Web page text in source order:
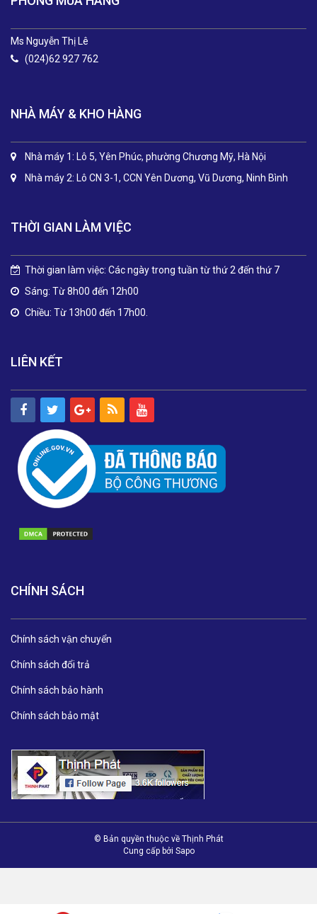
Ms Nguyễn Thị Lê
(024)62 927 762
NHÀ MÁY & KHO HÀNG
Nhà máy 1: Lô 5, Yên Phúc, phường Chương Mỹ, Hà Nội
Nhà máy 2: Lô CN 3-1, CCN Yên Dương, Vũ Dương, Ninh Bình
THỜI GIAN LÀM VIỆC
Thời gian làm việc: Các ngày trong tuần từ thứ 2 đến thứ 7
Sáng: Từ 8h00 đến 12h00
Chiều: Từ 13h00 đến 17h00.
LIÊN KẾT
CHÍNH SÁCH
Chính sách vận chuyển
Chính sách đổi trả
Chính sách bảo hành
Chính sách bảo mật
© Bản quyền thuộc về Thịnh Phát
Cung cấp bởi Sapo